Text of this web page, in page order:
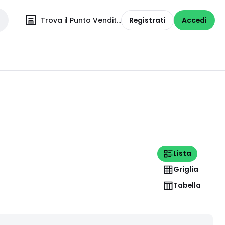
Trova il Punto Vendita Registrati Accedi
Lista
Griglia
Tabella